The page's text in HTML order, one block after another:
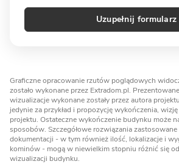
Uzupełnij formularz
Graficzne opracowanie rzutów poglądowych
zostało wykonane przez Extradom.pl.
wizualizacje wykonane zostały przez autora
jedynie za przykład i propozycję wykończenia,
projektu. Ostateczne wykończenie budynku może
sposobów. Szczegółowe rozwiązania
dokumentacji - w tym również ilość, lokalizacje i
kominów - mogą w niewielkim stopniu różnić się
wizualizacji budynku.